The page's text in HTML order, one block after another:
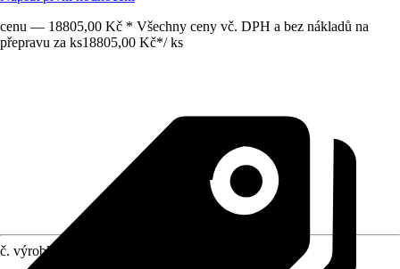
cenu — 18805,00 Kč * Všechny ceny vč. DPH a bez nákladů na
přepravu za ks18805,00 Kč*/ ks
č. výrobku